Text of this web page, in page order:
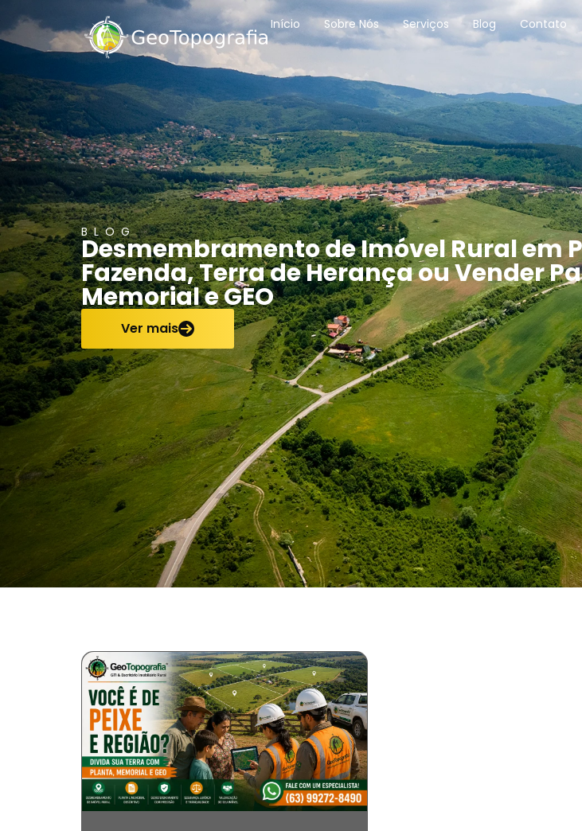
conteúdo
Início Sobre Nós Serviços Blog Contato
BLOG
Desmembramento de Imóvel Rural em
Fazenda, Terra de Herança ou Vender
Memorial e GEO
Ver mais